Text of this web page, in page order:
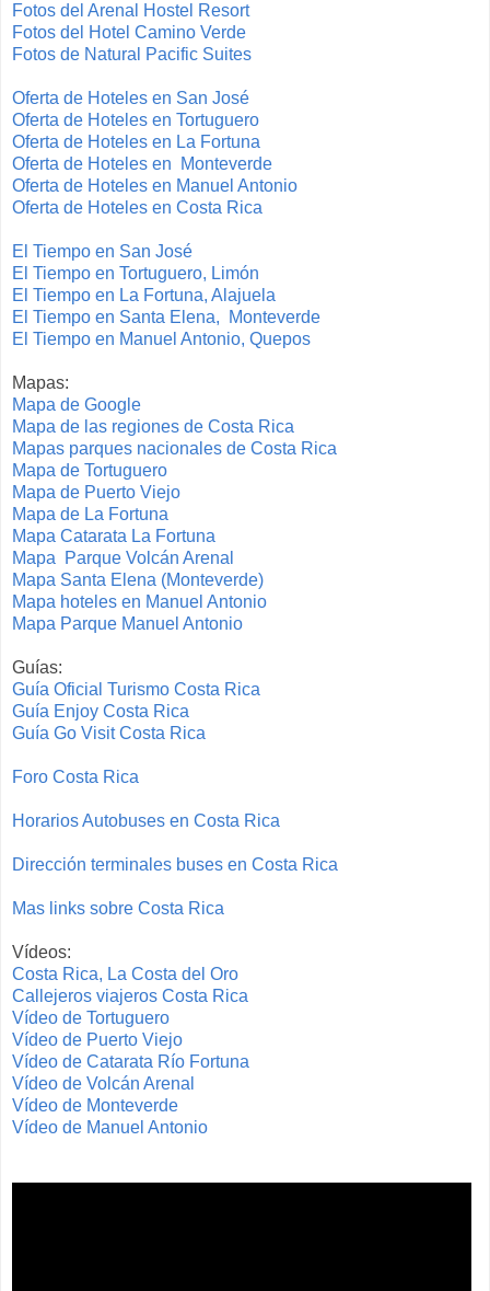
Fotos del Arenal Hostel Resort
Fotos del Hotel Camino Verde
Fotos de Natural Pacific Suites
Oferta de Hoteles en San José
Oferta de Hoteles en Tortuguero
Oferta de Hoteles en La Fortuna
Oferta de Hoteles en Monteverde
Oferta de Hoteles en Manuel Antonio
Oferta de Hoteles en Costa Rica
El Tiempo en San José
El Tiempo en Tortuguero, Limón
El Tiempo en La Fortuna, Alajuela
El Tiempo en Santa Elena, Monteverde
El Tiempo en Manuel Antonio, Quepos
Mapas:
Mapa de Google
Mapa de las regiones de Costa Rica
Mapas parques nacionales de Costa Rica
Mapa de Tortuguero
Mapa de Puerto Viejo
Mapa de La Fortuna
Mapa Catarata La Fortuna
Mapa Parque Volcán Arenal
Mapa Santa Elena (Monteverde)
Mapa hoteles en Manuel Antonio
Mapa Parque Manuel Antonio
Guías:
Guía Oficial Turismo Costa Rica
Guía Enjoy Costa Rica
Guía Go Visit Costa Rica
Foro Costa Rica
Horarios Autobuses en Costa Rica
Dirección terminales buses en Costa Rica
Mas links sobre Costa Rica
Vídeos:
Costa Rica, La Costa del Oro
Callejeros viajeros Costa Rica
Vídeo de Tortuguero
Vídeo de Puerto Viejo
Vídeo de Catarata Río Fortuna
Vídeo de Volcán Arenal
Vídeo de Monteverde
Vídeo de Manuel Antonio